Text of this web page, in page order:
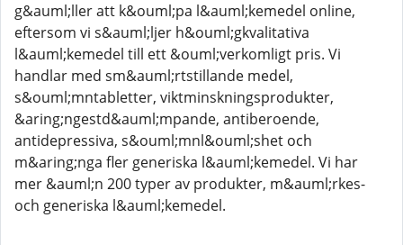
g&auml;ller att k&ouml;pa l&auml;kemedel online,
eftersom vi s&auml;ljer h&ouml;gkvalitativa
l&auml;kemedel till ett &ouml;verkomligt pris. Vi
handlar med sm&auml;rtstillande medel,
s&ouml;mntabletter, viktminskningsprodukter,
&aring;ngestd&auml;mpande, antiberoende,
antidepressiva, s&ouml;mnl&ouml;shet och
m&aring;nga fler generiska l&auml;kemedel. Vi har
mer &auml;n 200 typer av produkter, m&auml;rkes-
och generiska l&auml;kemedel.